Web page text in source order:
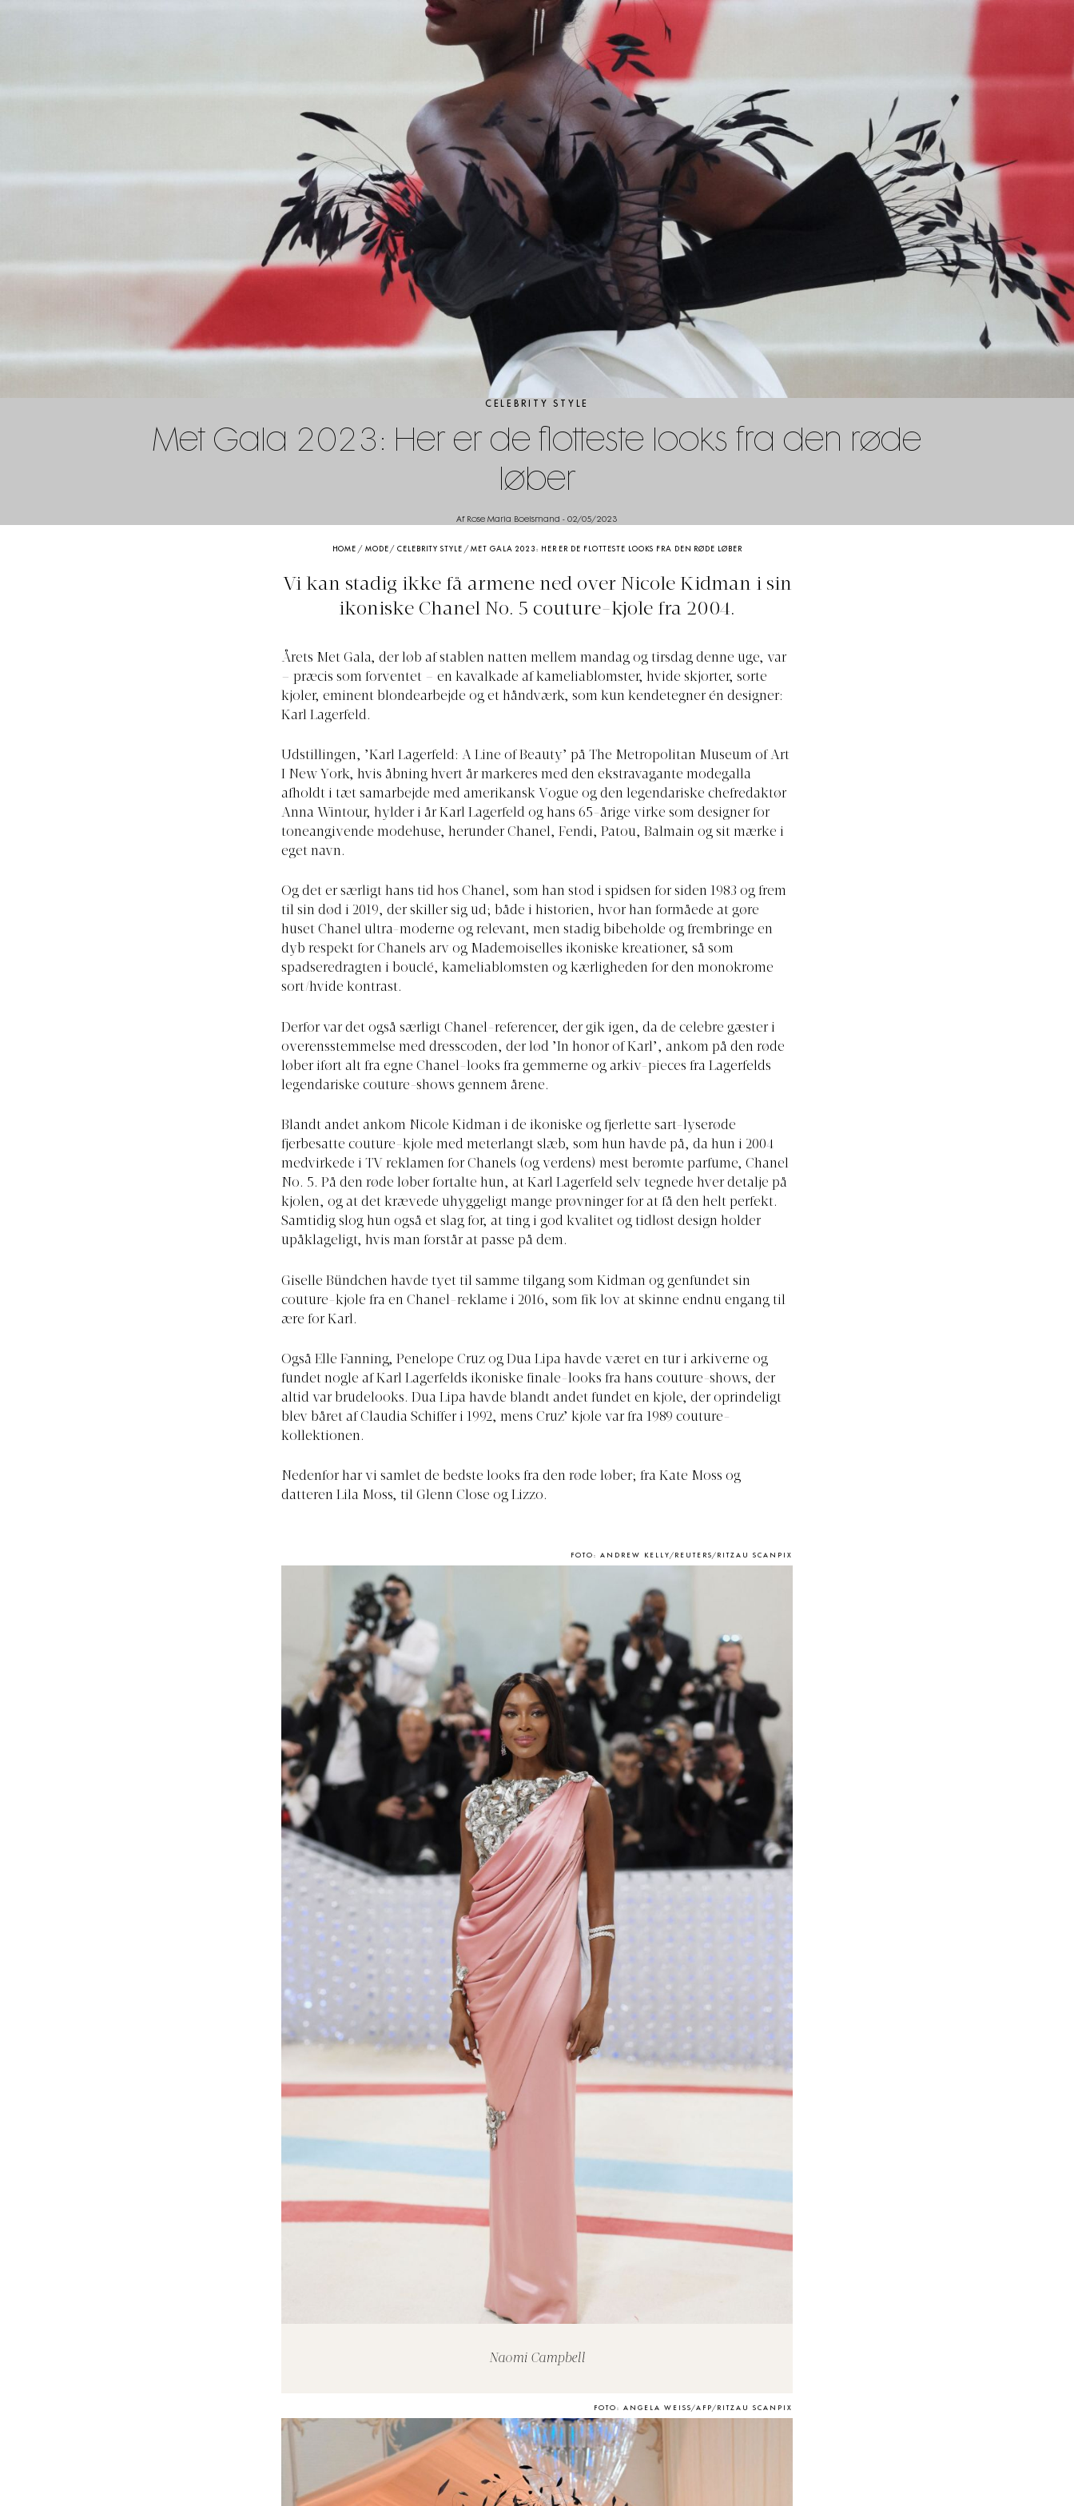
CELEBRITY STYLE
Met Gala 2023: Her er de flotteste looks fra den røde
løber
Af Rose Maria Boelsmand - 02/05/2023
HOME / MODE /CELEBRITY STYLE /MET GALA 2023: HER ER DE FLOTTESTE LOOKS FRA DEN RØDE LØBER
Vi kan stadig ikke få armene ned over Nicole Kidman i sin
ikoniske Chanel No. 5 couture-kjole fra 2004.
Årets Met Gala, der løb af stablen natten mellem mandag og tirsdag denne uge, var
– præcis som forventet – en kavalkade af kameliablomster, hvide skjorter, sorte
kjoler, eminent blondearbejde og et håndværk, som kun kendetegner én designer:
Karl Lagerfeld.
Udstillingen, ’Karl Lagerfeld: A Line of Beauty’ på The Metropolitan Museum of Art
I New York, hvis åbning hvert år markeres med den ekstravagante modegalla
afholdt i tæt samarbejde med amerikansk Vogue og den legendariske chefredaktør
Anna Wintour, hylder i år Karl Lagerfeld og hans 65-årige virke som designer for
toneangivende modehuse, herunder Chanel, Fendi, Patou, Balmain og sit mærke i
eget navn.
Og det er særligt hans tid hos Chanel, som han stod i spidsen for siden 1983 og frem
til sin død i 2019, der skiller sig ud; både i historien, hvor han formåede at gøre
huset Chanel ultra-moderne og relevant, men stadig bibeholde og frembringe en
dyb respekt for Chanels arv og Mademoiselles ikoniske kreationer, så som
spadseredragten i bouclé, kameliablomsten og kærligheden for den monokrome
sort/hvide kontrast.
Derfor var det også særligt Chanel-referencer, der gik igen, da de celebre gæster i
overensstemmelse med dresscoden, der lød ’In honor of Karl’, ankom på den røde
løber iført alt fra egne Chanel-looks fra gemmerne og arkiv-pieces fra Lagerfelds
legendariske couture-shows gennem årene.
Blandt andet ankom Nicole Kidman i de ikoniske og fjerlette sart-lyserøde
fjerbesatte couture-kjole med meterlangt slæb, som hun havde på, da hun i 2004
medvirkede i TV reklamen for Chanels (og verdens) mest berømte parfume, Chanel
No. 5. På den røde løber fortalte hun, at Karl Lagerfeld selv tegnede hver detalje på
kjolen, og at det krævede uhyggeligt mange prøvninger for at få den helt perfekt.
Samtidig slog hun også et slag for, at ting i god kvalitet og tidløst design holder
upåklageligt, hvis man forstår at passe på dem.
Giselle Bündchen havde tyet til samme tilgang som Kidman og genfundet sin
couture-kjole fra en Chanel-reklame i 2016, som fik lov at skinne endnu engang til
ære for Karl.
Også Elle Fanning, Penelope Cruz og Dua Lipa havde været en tur i arkiverne og
fundet nogle af Karl Lagerfelds ikoniske finale-looks fra hans couture-shows, der
altid var brudelooks. Dua Lipa havde blandt andet fundet en kjole, der oprindeligt
blev båret af Claudia Schiffer i 1992, mens Cruz’ kjole var fra 1989 couture-
kollektionen.
Nedenfor har vi samlet de bedste looks fra den røde løber; fra Kate Moss og
datteren Lila Moss, til Glenn Close og Lizzo.
FOTO: ANDREW KELLY/REUTERS/RITZAU SCANPIX
Naomi Campbell
FOTO: ANGELA WEISS/AFP/RITZAU SCANPIX